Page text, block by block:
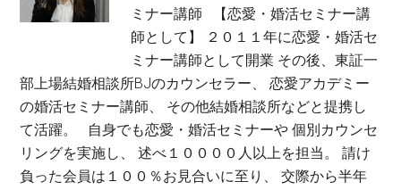
ミナー講師 【恋愛・婚活セミナー講
師として】 ２０１１年に恋愛・婚活セ
ミナー講師として開業 その後、東証一
部上場結婚相談所BJのカウンセラー、 恋愛アカデミー
の婚活セミナー講師、 その他結婚相談所などと提携し
て活躍。 自身でも恋愛・婚活セミナーや 個別カウンセ
リングを実施し、 述べ１００００人以上を担当。 請け
負った会員は１００％お見合いに至り、 交際から半年